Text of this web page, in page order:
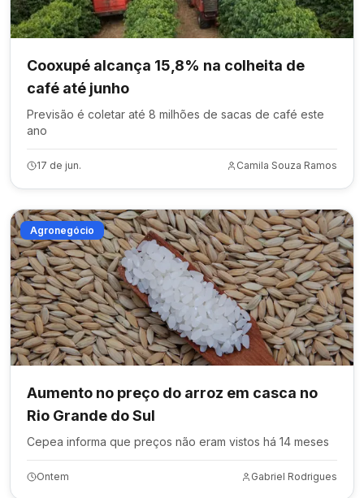
Cooxupé alcança 15,8% na colheita de
café até junho
Previsão é coletar até 8 milhões de sacas de café este
ano
17 de jun. Camila Souza Ramos
Agronegócio
Aumento no preço do arroz em casca no
Rio Grande do Sul
Cepea informa que preços não eram vistos há 14 meses
Ontem Gabriel Rodrigues